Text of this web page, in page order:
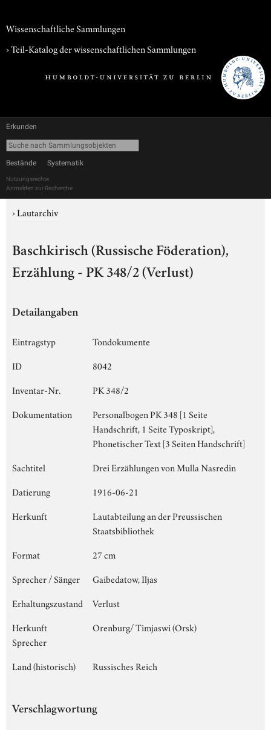
Wissenschaftliche Sammlungen
› Teil-Katalog der wissenschaftlichen Sammlungen
Erkunden
Bestände Systematik
Nutzungsrechte
Anmelden zur Recherche
›Lautarchiv
Baschkirisch (Russische Föderation),
Erzählung - PK 348/2 (Verlust)
Detailangaben
Eintragstyp
Tondokumente
ID
8042
Inventar-Nr.
PK 348/2
Dokumentation
Personalbogen PK 348 [1 Seite
Handschrift, 1 Seite Typoskript],
Phonetischer Text [3 Seiten Handschrift]
Sachtitel
Drei Erzählungen von Mulla Nasredin
Datierung
1916-06-21
Herkunft
Lautabteilung an der Preussischen
Staatsbibliothek
Format
27 cm
Sprecher / Sänger
Gaibedatow, Iljas
Erhaltungszustand
Verlust
Herkunft
Sprecher
Orenburg/ Timjaswi (Orsk)
Land (historisch) Russisches Reich
Verschlagwortung